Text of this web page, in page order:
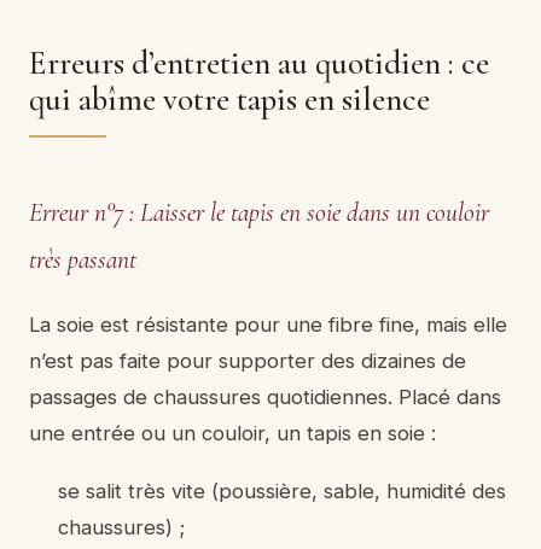
Erreurs d’entretien au quotidien : ce
qui abîme votre tapis en silence
Erreur n°7 : Laisser le tapis en soie dans un couloir
très passant
La soie est résistante pour une fibre fine, mais elle
n’est pas faite pour supporter des dizaines de
passages de chaussures quotidiennes. Placé dans
une entrée ou un couloir, un tapis en soie :
se salit très vite (poussière, sable, humidité des
chaussures) ;